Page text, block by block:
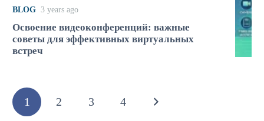
BLOG 3 years ago
Освоение видеоконференций: важные
советы для эффективных виртуальных
встреч
1 2 3 4